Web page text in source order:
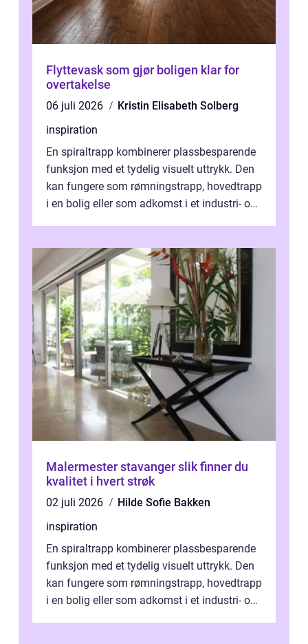
Flyttevask som gjør boligen klar for
overtakelse
06 juli 2026
Kristin Elisabeth Solberg
inspiration
En spiraltrapp kombinerer plassbesparende
funksjon med et tydelig visuelt uttrykk. Den
kan fungere som rømningstrapp, hovedtrapp
i en bolig eller som adkomst i et industri- og
Malermester stavanger slik finner du
kvalitet i hvert strøk
02 juli 2026
Hilde Sofie Bakken
inspiration
En spiraltrapp kombinerer plassbesparende
funksjon med et tydelig visuelt uttrykk. Den
kan fungere som rømningstrapp, hovedtrapp
i en bolig eller som adkomst i et industri- og